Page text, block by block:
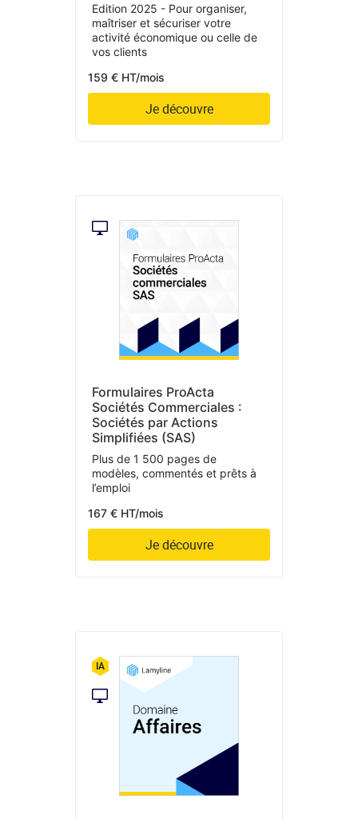
Edition 2025 - Pour organiser,
maîtriser et sécuriser votre
activité économique ou celle de
vos clients
159 € HT/mois
Je découvre
Formulaires ProActa
Sociétés Commerciales :
Sociétés par Actions
Simplifiées (SAS)
Plus de 1 500 pages de
modèles, commentés et prêts à
l’emploi
167 € HT/mois
Je découvre